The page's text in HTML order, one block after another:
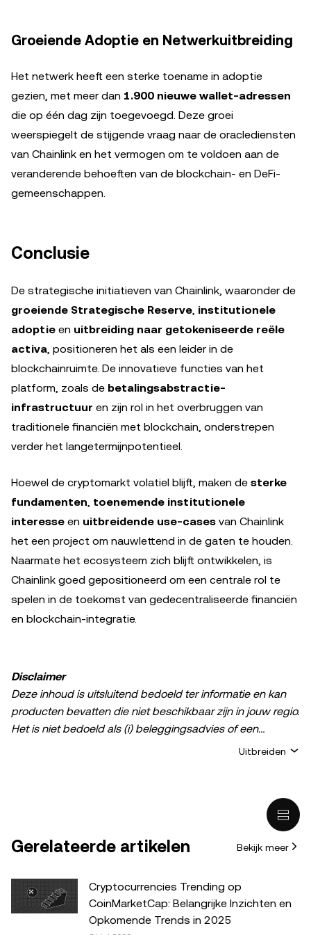
Groeiende Adoptie en Netwerkuitbreiding
Het netwerk heeft een sterke toename in adoptie
gezien, met meer dan 1.900 nieuwe wallet-adressen
die op één dag zijn toegevoegd. Deze groei
weerspiegelt de stijgende vraag naar de oraclediensten
van Chainlink en het vermogen om te voldoen aan de
veranderende behoeften van de blockchain- en DeFi-
gemeenschappen.
Conclusie
De strategische initiatieven van Chainlink, waaronder de
groeiende Strategische Reserve, institutionele
adoptie en uitbreiding naar getokeniseerde reële
activa, positioneren het als een leider in de
blockchainruimte. De innovatieve functies van het
platform, zoals de betalingsabstractie-
infrastructuur en zijn rol in het overbruggen van
traditionele financiën met blockchain, onderstrepen
verder het langetermijnpotentieel.
Hoewel de cryptomarkt volatiel blijft, maken de sterke
fundamenten, toenemende institutionele
interesse en uitbreidende use-cases van Chainlink
het een project om nauwlettend in de gaten te houden.
Naarmate het ecosysteem zich blijft ontwikkelen, is
Chainlink goed gepositioneerd om een centrale rol te
spelen in de toekomst van gedecentraliseerde financiën
en blockchain-integratie.
Disclaimer
Deze inhoud is uitsluitend bedoeld ter informatie en kan
producten bevatten die niet beschikbaar zijn in jouw regio.
Het is niet bedoeld als (i) beleggingsadvies of een
beleggingsaanbeveling; (ii) een aanbod of verzoek om
fiscaal advies. Het bezit van digitale bezittingen of crypto,
waaronder stablecoins, brengt een hoog risico met zich
mee en de waarde ervan kan sterk fluctueren. Overweeg
zorgvuldig of het, aan de hand van je financiële situatie,
verhandelen of te bezitten. Raadpleeg je juridische, fiscale
of beleggingsadviseur als je vragen hebt over je
specifieke situatie. De informatie in dit bericht (inclusief
Uitbreiden
Gerelateerde artikelen Bekijk meer
Cryptocurrencies Trending op
CoinMarketCap: Belangrijke Inzichten en
Opkomende Trends in 2025